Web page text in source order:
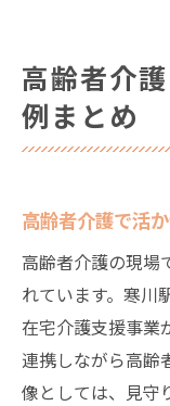
高齢者介
例まとめ
高齢者介護で活
高齢者介護の現場
れています。寒川
在宅介護支援事業
連携しながら高齢
像としては、見守